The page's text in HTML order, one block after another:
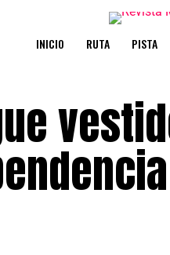
INICIO RUTA PISTA